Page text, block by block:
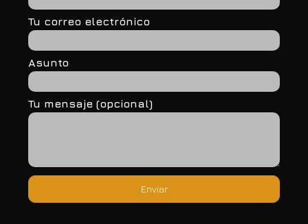
Tu correo electrónico
Asunto
Tu mensaje (opcional)